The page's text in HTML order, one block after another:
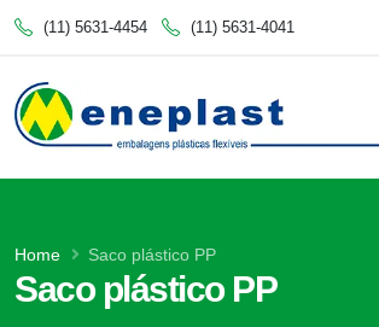
(11) 5631-4454 (11) 5631-4041
Saco plástico PP
Home Saco plástico PP